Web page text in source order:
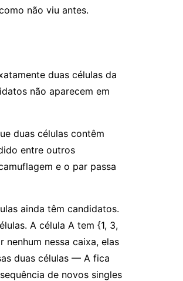
não viu antes.
duas células da
não aparecem em
duas células contêm
entre outros
e o par passa
ainda têm candidatos.
A célula A tem {1, 3,
nenhum nessa caixa, elas
duas células — A fica
de novos singles